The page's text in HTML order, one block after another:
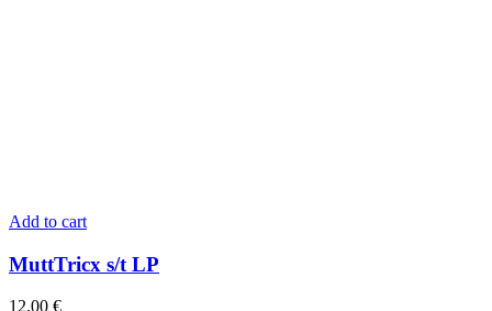
Add to cart
MuttTricx s/t LP
12,00 €